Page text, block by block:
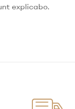
explicabo.